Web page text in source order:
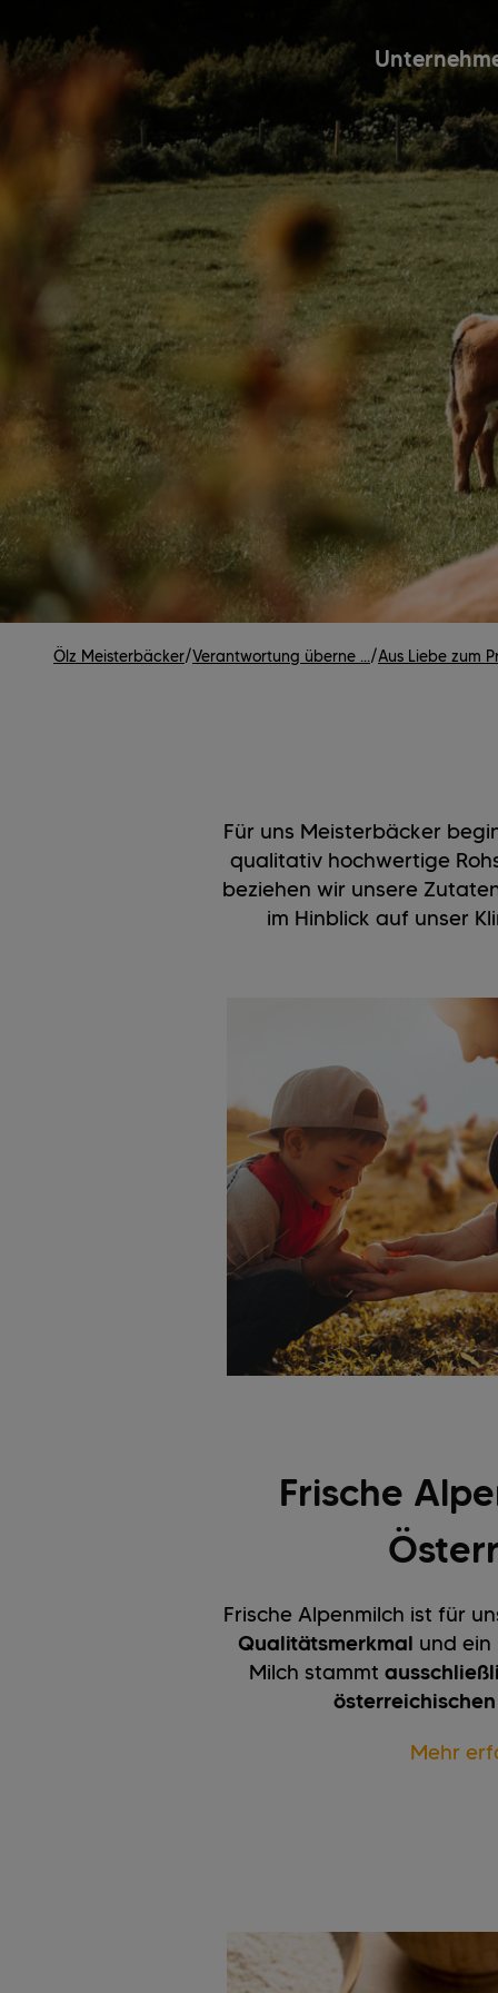
Ölz Meisterbäcker/Verantwortung überne .../Aus Liebe zum
Für uns Meisterbäcker
qualitativ hochwertige
beziehen wir unsere
im Hinblick auf unser
Frische
Frische Alpenmilch ist für
Qualitätsmerkmal und ein
Milch stammt
Mehr